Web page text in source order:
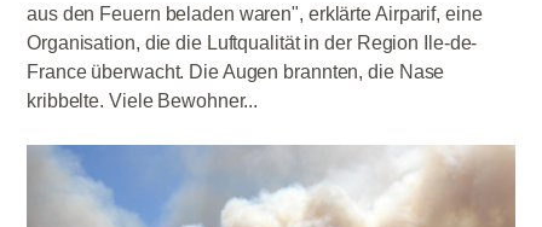
aus den Feuern beladen waren", erklärte Airparif, eine
Organisation, die die Luftqualität in der Region Ile-de-
France überwacht. Die Augen brannten, die Nase
kribbelte. Viele Bewohner...